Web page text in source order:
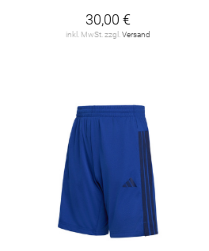
30,00 €
inkl. MwSt. zzgl.Versand